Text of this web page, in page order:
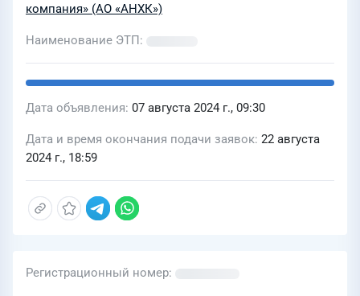
компания» (АО «АНХК»)
Наименование ЭТП
Дата объявления 07 августа 2024 г., 09:30
Дата и время окончания подачи заявок 22 августа
2024 г., 18:59
Регистрационный номер